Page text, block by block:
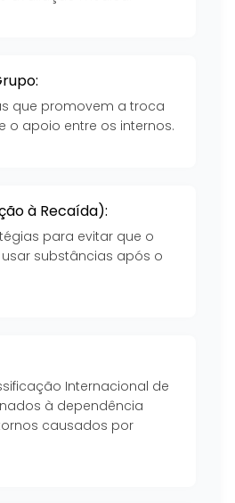
que promovem a troca
o apoio entre os internos.
à Recaída):
para evitar que o
substâncias após o
Internacional de
à dependência
causados por